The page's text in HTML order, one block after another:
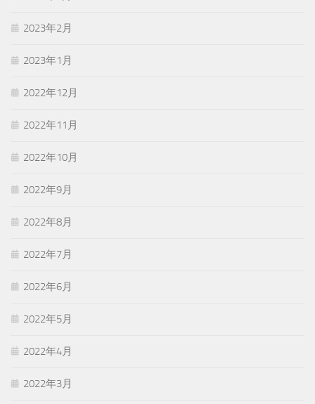
2023年2月
2023年1月
2022年12月
2022年11月
2022年10月
2022年9月
2022年8月
2022年7月
2022年6月
2022年5月
2022年4月
2022年3月